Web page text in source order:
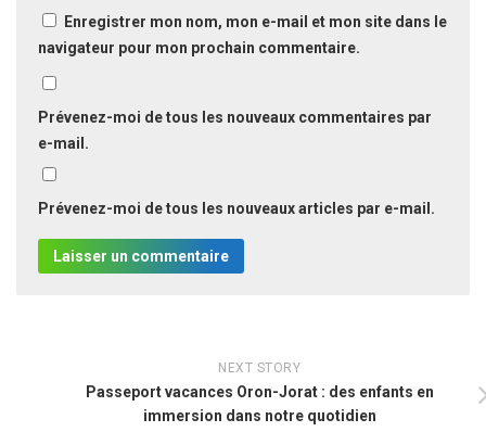
Enregistrer mon nom, mon e-mail et mon site dans le
navigateur pour mon prochain commentaire.
Prévenez-moi de tous les nouveaux commentaires par
e-mail.
Prévenez-moi de tous les nouveaux articles par e-mail.
NEXT STORY
Passeport vacances Oron-Jorat : des enfants en
immersion dans notre quotidien